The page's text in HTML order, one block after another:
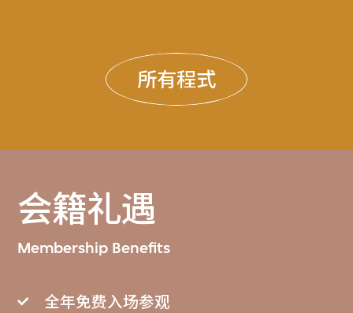
所有程式
会籍礼遇
Membership Benefits
全年免费入场参观